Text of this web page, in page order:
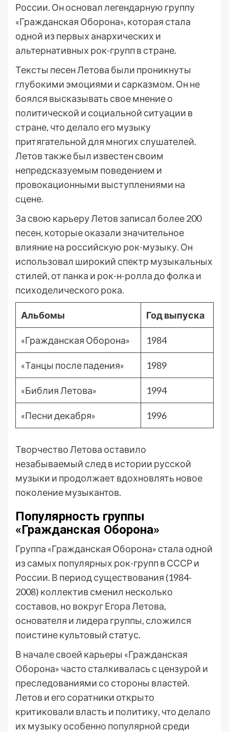
России. Он основал легендарную группу
«Гражданская Оборона», которая стала
одной из первых анархических и
альтернативных рок-групп в стране.
Тексты песен Летова были проникнуты
глубокими эмоциями и сарказмом. Он не
боялся высказывать свое мнение о
политической и социальной ситуации в
стране, что делало его музыку
притягательной для многих слушателей.
Летов также был известен своим
непредсказуемым поведением и
провокационными выступлениями на
сцене.
За свою карьеру Летов записал более 200
песен, которые оказали значительное
влияние на российскую рок-музыку. Он
использовал широкий спектр музыкальных
стилей, от панка и рок-н-ролла до фолка и
психоделического рока.
Альбомы Год выпуска
«Гражданская Оборона» 1984
«Танцы после падения» 1989
«Библия Летова» 1994
«Песни декабря» 1996
Творчество Летова оставило
незабываемый след в истории русской
музыки и продолжает вдохновлять новое
поколение музыкантов.
Популярность группы
«Гражданская Оборона»
Группа «Гражданская Оборона» стала одной
из самых популярных рок-групп в СССР и
России. В период существования (1984-
2008) коллектив сменил несколько
составов, но вокруг Егора Летова,
основателя и лидера группы, сложился
поистине культовый статус.
В начале своей карьеры «Гражданская
Оборона» часто сталкивалась с цензурой и
преследованиями со стороны властей.
Летов и его соратники открыто
критиковали власть и политику, что делало
их музыку особенно популярной среди